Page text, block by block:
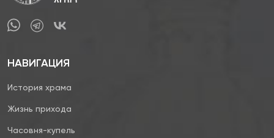
НАВИГАЦИЯ
История храма
Жизнь прихода
Часовня-купель